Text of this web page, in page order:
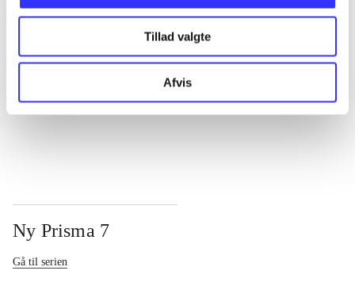
Tillad valgte
Afvis
...
...
Ny Prisma 7
Gå til serien